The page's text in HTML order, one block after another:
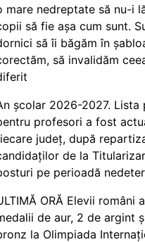
mare nedreptate să nu-i
să fie așa cum sunt.
să îi băgăm în
să invalidăm
școlar 2026-2027. Lista
profesori a fost
județ, după
de la
pe perioadă
ORĂ Elevii români
de aur, 2 de argint
la Olimpiada